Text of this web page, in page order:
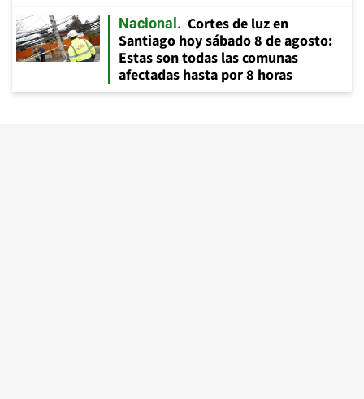
Nacional
Cortes de luz en
Santiago hoy sábado 8 de agosto:
Estas son todas las comunas
afectadas hasta por 8 horas